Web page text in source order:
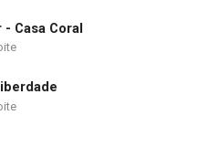
- Casa Coral